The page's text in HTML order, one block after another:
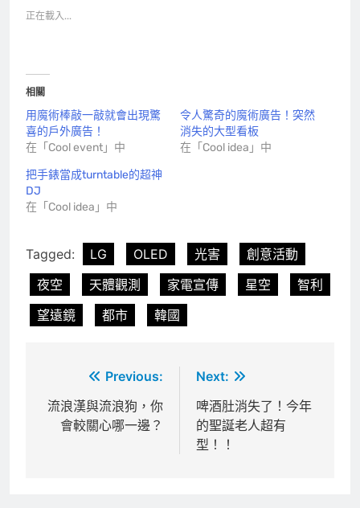
正在載入...
相關
用魔術棒敲一敲就會出現驚
喜的戶外廣告！
在「Cool event」中
令人驚奇的魔術廣告！突然
消失的大型看板
在「Cool idea」中
把手錶當成turntable的超神
DJ
在「Cool idea」中
Tagged: LG OLED 光害
創意活動
夜空
天體觀測 家電宣傳 星空
智利
望遠鏡
都市 韓國
章
Previous:
流浪漢與流浪狗，你
會較關心哪一邊？
Next:
啤酒肚消失了！今年
的聖誕老人超有
型！！